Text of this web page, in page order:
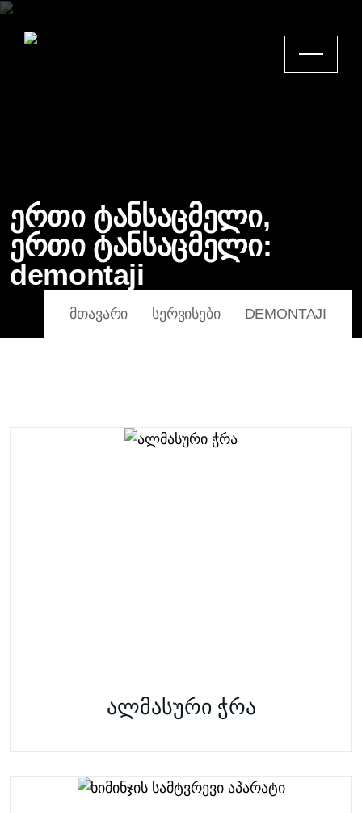
ერთი ტანსაცმელი,
ერთი ტანსაცმელი:
demontaji
ᲛᲗᲐᲕᲐᲠᲘ ᲡᲔᲠᲕᲘᲡᲔᲑᲘ DEMONTAJI
ალმასური ჭრა